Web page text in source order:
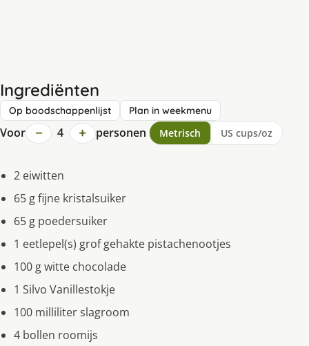
Ingrediënten
Op boodschappenlijst Plan in weekmenu
Voor − 4 + personen Metrisch US cups/oz
2 eiwitten
65 g fijne kristalsuiker
65 g poedersuiker
1 eetlepel(s) grof gehakte pistachenootjes
100 g witte chocolade
1 Silvo Vanillestokje
100 milliliter slagroom
4 bollen roomijs